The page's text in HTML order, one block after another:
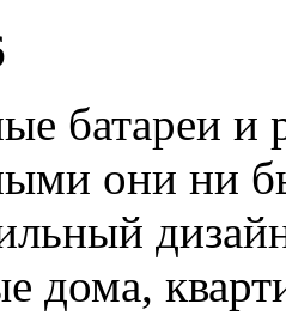
батареи и
они ни
дома,